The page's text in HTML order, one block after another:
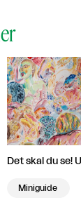
Det skal du se!
Miniguide